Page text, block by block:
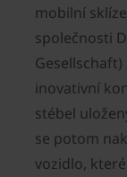
mobilní
společnosti
inovativní
stébel
se potom
vozidlo,